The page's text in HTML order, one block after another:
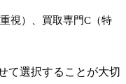
視）、買取専門C（特
て選択することが大切